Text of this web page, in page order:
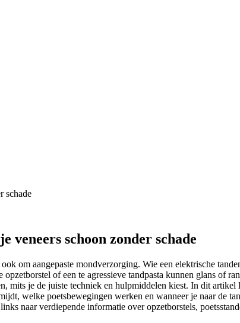
schade
veneers schoon zonder schade
om aangepaste mondverzorging. Wie een elektrische
of een te agressieve tandpasta kunnen glans of
mits je de juiste techniek en hulpmiddelen kiest. In dit
welke poetsbewegingen werken en wanneer je naar de
naar verdiepende informatie over opzetborstels,